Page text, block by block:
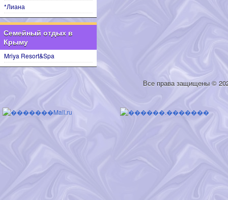
*Лиана
Семейный отдых в
Крыму
Mriya Resort&Spa
Все права защищены ©